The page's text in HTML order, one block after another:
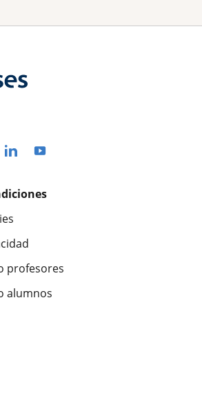
profesores
alumnos